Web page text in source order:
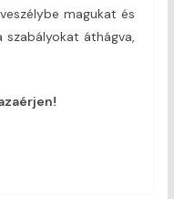
magukat és
áthágva,